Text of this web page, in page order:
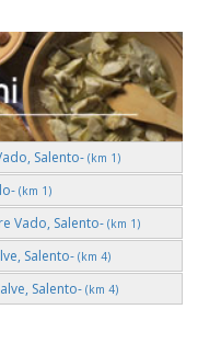
Salento- (km 1)
(km 1)
Vado, Salento- (km 1)
Salento- (km 4)
Salento- (km 4)